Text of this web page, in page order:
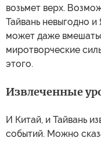
возьмет верх.
Тайвань невыгодно и
может даже
миротворческие
этого.
Извлеченные
И Китай, и Тайвань
событий. Можно